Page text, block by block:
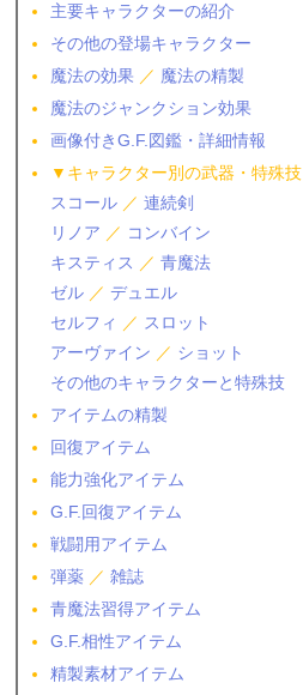
主要キャラクターの紹介
その他の登場キャラクター
魔法の効果 ／ 魔法の精製
魔法のジャンクション効果
画像付きG.F.図鑑・詳細情報
▼キャラクター別の武器・特殊技
スコール ／連続剣
リノア ／ コンバイン
キスティス ／青魔法
ゼル ／デュエル
セルフィ ／ スロット
アーヴァイン ／ ショット
その他のキャラクターと特殊技
アイテムの精製
回復アイテム
能力強化アイテム
G.F.回復アイテム
戦闘用アイテム
弾薬 ／雑誌
青魔法習得アイテム
G.F.相性アイテム
精製素材アイテム